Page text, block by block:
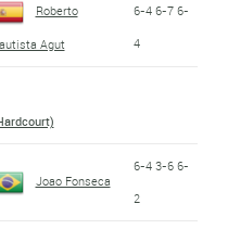
Roberto
Agut
6-4 6-7 6-
4
Joao Fonseca
6-4 3-6 6-
2